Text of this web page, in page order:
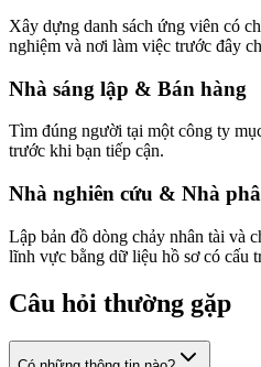
Xây dựng danh sách ứng viên có
nghiệm và nơi làm việc trước đây
Nhà sáng lập & Bán hàng
Tìm đúng người tại một công ty
trước khi bạn tiếp cận.
Nhà nghiên cứu & Nhà
Lập bản đồ dòng chảy nhân tài và
lĩnh vực bằng dữ liệu hồ sơ có cấu
Câu hỏi thường gặp